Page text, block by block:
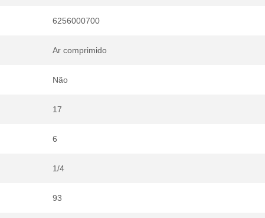
6256000700
Ar comprimido
Não
17
6
1/4
93